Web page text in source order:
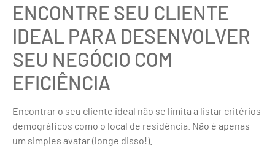
ENCONTRE SEU CLIENTE
IDEAL PARA DESENVOLVER
SEU NEGÓCIO COM
EFICIÊNCIA
Encontrar o seu cliente ideal não se limita a listar critérios
demográficos como o local de residência. Não é apenas
um simples avatar (longe disso!).